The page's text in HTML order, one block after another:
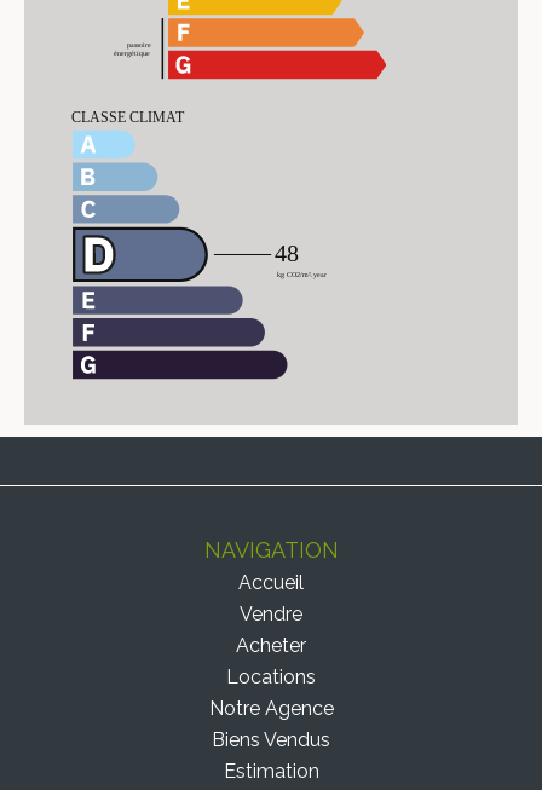
NAVIGATION
Accueil
Vendre
Acheter
Locations
Notre Agence
Biens Vendus
Estimation